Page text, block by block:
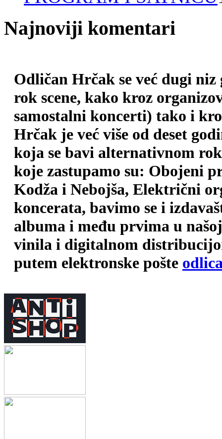
Najnoviji komentari
Odličan Hrčak se već dugi
rok scene, kako kroz
samostalni koncerti) tako i
Hrčak je već više od deset
koja se bavi alternativnom
koje zastupamo su: Obojeni
Kodža i Nebojša, Električni
koncerata, bavimo se i
albuma i među prvima u
vinila i digitalnom
putem elektronske pošte